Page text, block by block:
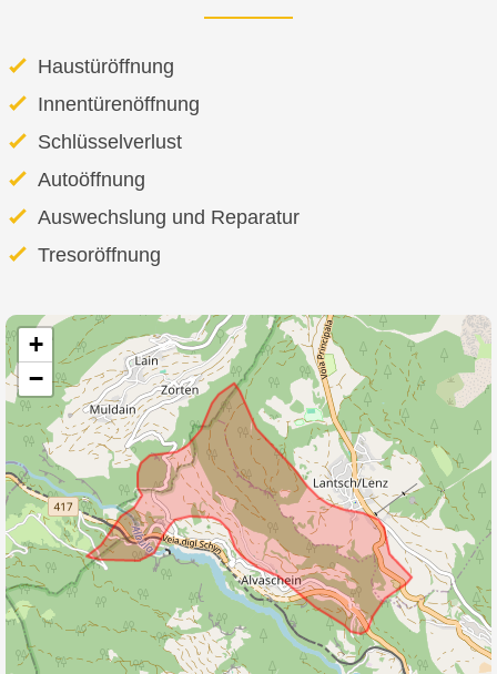
Haustüröffnung
Innentürenöffnung
Schlüsselverlust
Autoöffnung
Auswechslung und Reparatur
Tresoröffnung
+
−